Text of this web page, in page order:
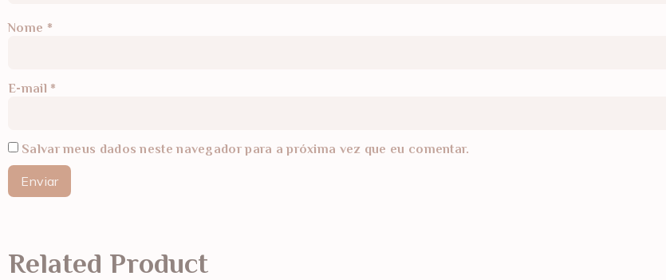
Nome *
E-mail *
Salvar meus dados neste navegador para a próxima vez que eu comentar.
Related Product